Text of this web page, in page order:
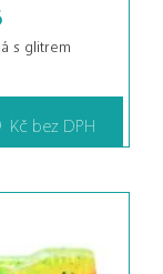
s glitrem
Kč bez DPH